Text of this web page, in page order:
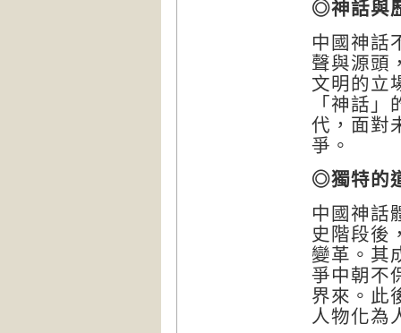
◎神話與
中國神話
聲與源頭
文明的立
「神話
代，面對
爭。
◎獨特的
中國神話
史階段後
變革。其
爭中朝不
界來。此
人物化為